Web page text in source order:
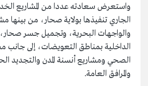
واستعرض سعادته عددا من المشاريع
الجاري تنفيذها بولاية صحار، من بينها
والواجهات البحرية، وتجميل جسر
الداخلية بمناطق التعويضات، إلى جانب
الصحي ومشاريع أنسنة المدن والتجديد
والمرافق العامة.